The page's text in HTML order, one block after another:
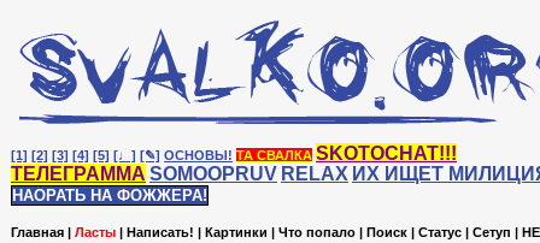
[1] [2] [3] [4] [5] [♩] [✎] ОСНОВЫ! ТА СВАЛКА SKOTOCHAT!!!
ТЕЛЕГРАММА SOMOOPRUV RELAX ИХ ИЩЕТ
НАОРАТЬ НА ФОЖЖЕРА!
Главная | Ласты | Написать! | Картинки | Что попало | Поиск | Статус | Сетуп |